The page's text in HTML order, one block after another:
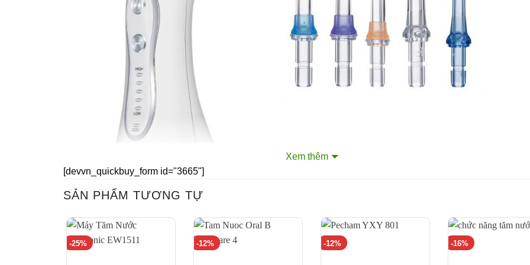
Xem thêm
[devvn_quickbuy_form id="3665"]
SẢN PHẨM TƯƠNG TỰ
-25% -12% -12% -16%